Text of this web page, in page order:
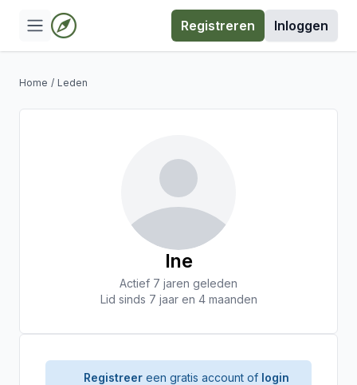
Registreren Inloggen
Home / Leden
Ine
Actief 7 jaren geleden
Lid sinds 7 jaar en 4 maanden
Registreer een gratis account of login